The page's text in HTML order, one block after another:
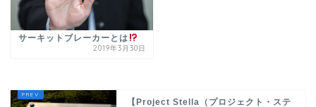
サーキットブレーカーとは
2019年3月30日
【Project Stella（プロジェクト・ステ